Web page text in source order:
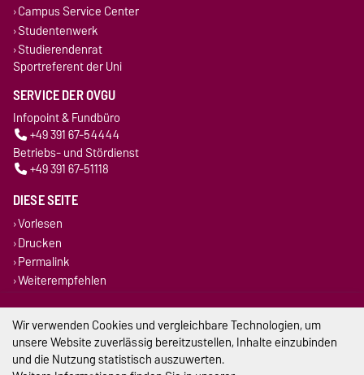
Campus Service Center
Studentenwerk
Studierendenrat
Sportreferent der Uni
SERVICE DER OVGU
Infopoint & Fundbüro
+49 391 67-54444
Betriebs- und Stördienst
+49 391 67-51118
DIESE SEITE
Vorlesen
Drucken
Permalink
Weiterempfehlen
Impressum
Datenschutz
Wir verwenden Cookies und vergleichbare Technologien, um
unsere Website zuverlässig bereitzustellen, Inhalte einzubinden
und die Nutzung statistisch auszuwerten.